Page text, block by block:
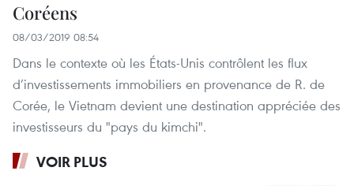
Coréens
08/03/2019 08:54
Dans le contexte où les États-Unis contrôlent les flux
d’investissements immobiliers en provenance de R. de
Corée, le Vietnam devient une destination appréciée des
investisseurs du "pays du kimchi".
VOIR PLUS